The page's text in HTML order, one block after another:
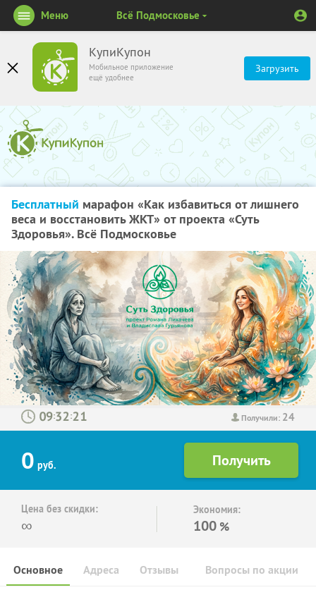
КупиКупон
Мобильное приложение
ещё удобнее
Загрузить
Меню Всё Подмосковье
Бесплатный марафон «Как избавиться от лишнего
веса и восстановить ЖКТ» от проекта «Суть
Здоровья». Всё Подмосковье
Получили: 24
: :
0 руб.
Цена без скидки:
∞
Экономия:
100 %
Основное Отзывы Вопросы по акции
Адреса